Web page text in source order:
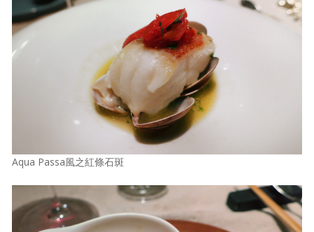
Aqua Passa風之紅條石斑